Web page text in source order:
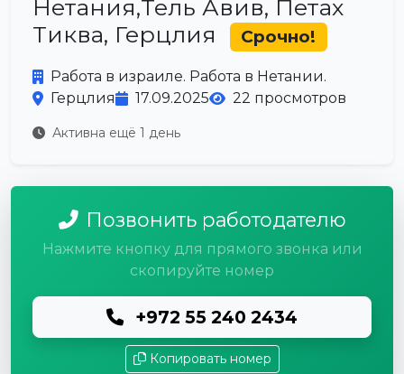
Нетания,Тель Авив, Петах
Тиква, Герцлия
Срочно!
Работа в израиле. Работа в Нетании.
Герцлия
17.09.2025 22 просмотров
Активна ещё 1 день
Позвонить работодателю
Нажмите кнопку для прямого звонка или
скопируйте номер
+972 55 240 2434
Копировать номер